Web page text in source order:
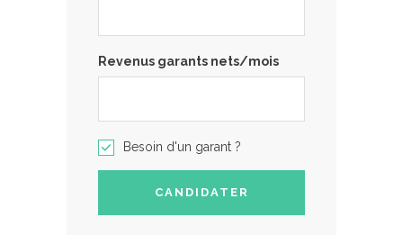
Revenus garants nets/mois
Besoin d'un garant ?